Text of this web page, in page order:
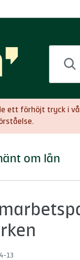
ett förhöjt tryck i
om lån
13